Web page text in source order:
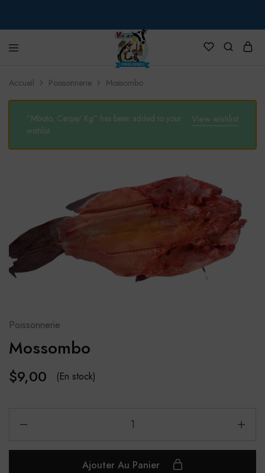
Accueil Poissonnerie Mossombo
View wishlist
“Mboto, Carpe/ Kg” has been added to your
wishlist
Poissonnerie
Mossombo
$9,00 (En stock)
Ajouter Au Panier